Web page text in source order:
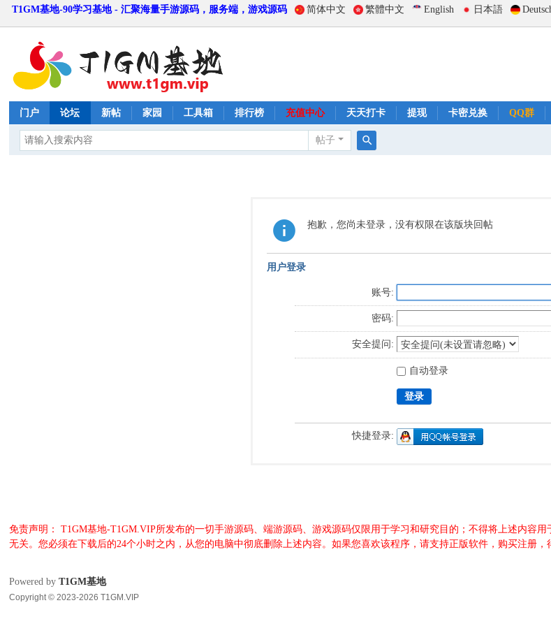
T1GM基地-90学习基地 - 汇聚海量手游源码，服务端，游戏源码 简体中文 繁體中文 English 日本語
门户 论坛 新帖 家园 工具箱 排行榜 充值中心 天天打卡 提现 卡密兑换 QQ群
帖子
抱歉，您尚未登录，没有权限在该版块回帖
用户登录
账号:
密码:
安全提问:
自动登录
登录
快捷登录:
免责声明： T1GM基地-T1GM.VIP所发布的一切手游源码、端游源码、游戏源码仅限用于学习和研究目的；不得将上述内容
无关。您必须在下载后的24个小时之内，从您的电脑中彻底删除上述内容。如果您喜欢该程序，请支持正版软件，购买注册
Powered byT1GM基地
Copyright © 2023-2026 T1GM.VIP